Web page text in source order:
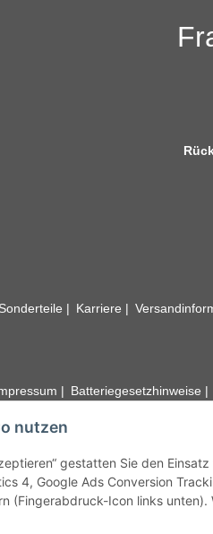
nutzen
gestatten Sie den
4, Google Ads Conversion
(Fingerabdruck-Icon links unten).
Sonderteile Karriere
Batteriegesetzhinweise
unseren Kundenservice.